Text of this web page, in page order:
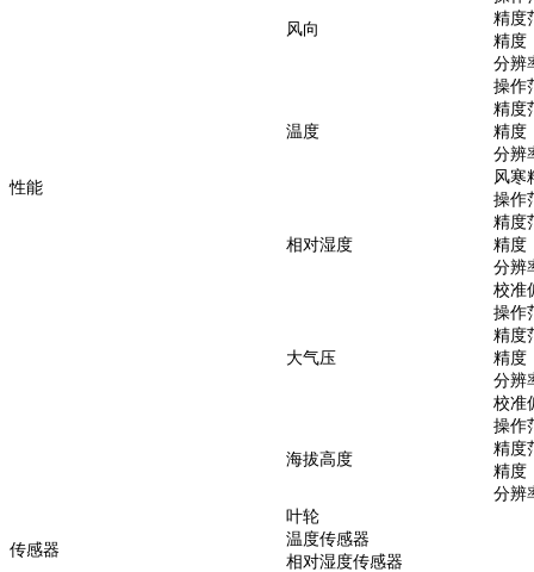
性能
风向
精度
精度
分辨
温度
操作
精度
精度
分辨
风寒
相对湿度
操作
精度
精度
分辨
校准
大气压
操作
精度
精度
分辨
校准
海拔高度
操作
精度
精度
分辨
传感器
叶轮
温度传感器
相对湿度传感器